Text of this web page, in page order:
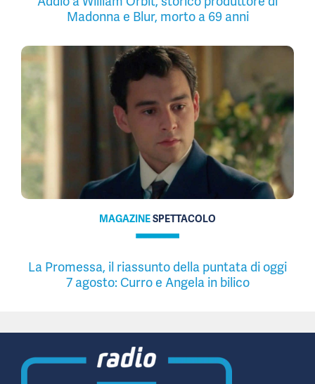
Madonna e Blur, morto a 69 anni
MAGAZINESPETTACOLO
La Promessa, il riassunto della puntata di oggi
7 agosto: Curro e Angela in bilico